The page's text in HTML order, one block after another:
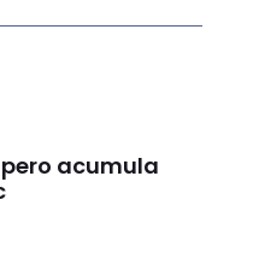
acumula